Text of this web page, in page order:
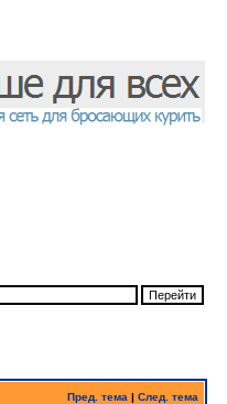
Пред. тема | След. тема